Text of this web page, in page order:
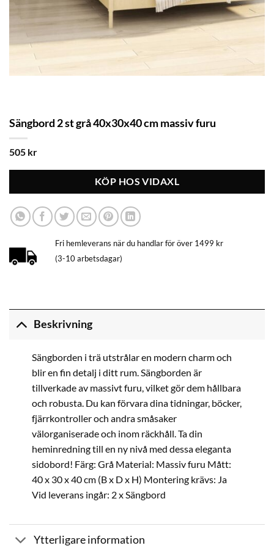
Sängbord 2 st grå 40x30x40 cm massiv furu
505 kr
KÖP HOS VIDAXL
Fri hemleverans när du handlar för över 1499 kr
(3-10 arbetsdagar)
Beskrivning
Sängborden i trä utstrålar en modern charm och
blir en fin detalj i ditt rum. Sängborden är
tillverkade av massivt furu, vilket gör dem hållbara
och robusta. Du kan förvara dina tidningar, böcker,
fjärrkontroller och andra småsaker
välorganiserade och inom räckhåll. Ta din
heminredning till en ny nivå med dessa eleganta
sidobord! Färg: Grå Material: Massiv furu Mått:
40 x 30 x 40 cm (B x D x H) Montering krävs: Ja
Vid leverans ingår: 2 x Sängbord
Ytterligare information